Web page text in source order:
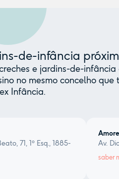
de-infância
e jardins-de-
no mesmo concelho
Infância.
71, 1º Esq., 1885-
Av.
saber